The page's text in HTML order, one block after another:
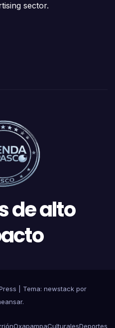
sector.
de alto
Tema: newstack por
.
OxapampaCulturalesDeportes